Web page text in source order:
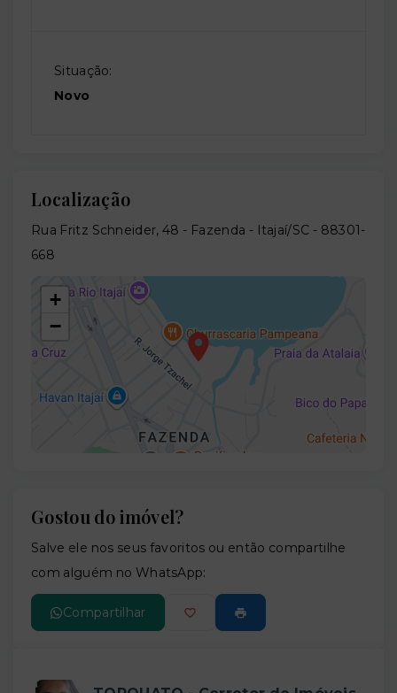
Situação:
Novo
Localização
Rua Fritz Schneider, 48 - Fazenda - Itajaí/SC - 88301-
668
+
−
Gostou do imóvel?
Salve ele nos seus favoritos ou então compartilhe
com alguém no WhatsApp:
Compartilhar